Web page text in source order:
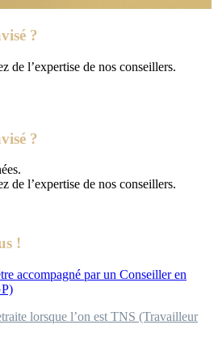
?
de l’expertise de nos conseillers.
?
de l’expertise de nos conseillers.
!
accompagné par un Conseiller en
lorsque l’on est TNS (Travailleur